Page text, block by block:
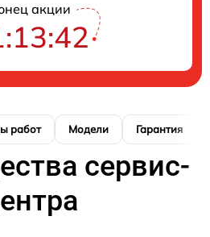
акции
работ Модели Гарантия
сервис-